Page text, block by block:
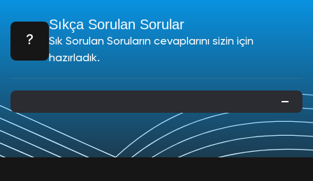
Sıkça Sorulan Sorular
Sık Sorulan Soruların cevaplarını sizin için
hazırladık.